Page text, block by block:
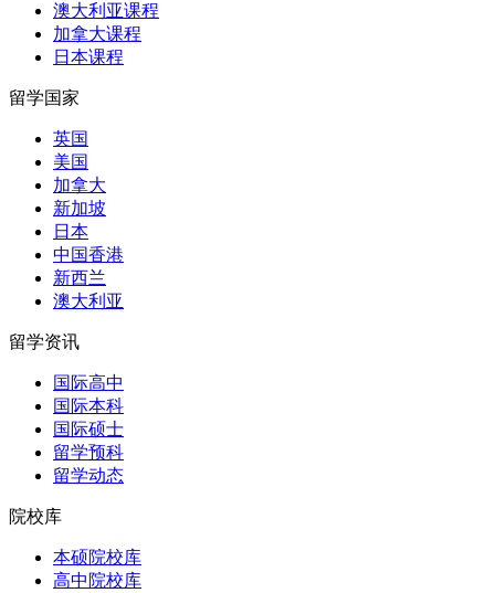
澳大利亚课程
加拿大课程
日本课程
留学国家
英国
美国
加拿大
新加坡
日本
中国香港
新西兰
澳大利亚
留学资讯
国际高中
国际本科
国际硕士
留学预科
留学动态
院校库
本硕院校库
高中院校库